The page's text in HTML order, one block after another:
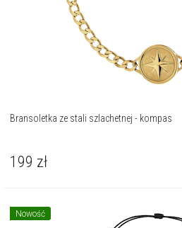
Bransoletka ze stali szlachetnej - kompas
199 zł
Nowość